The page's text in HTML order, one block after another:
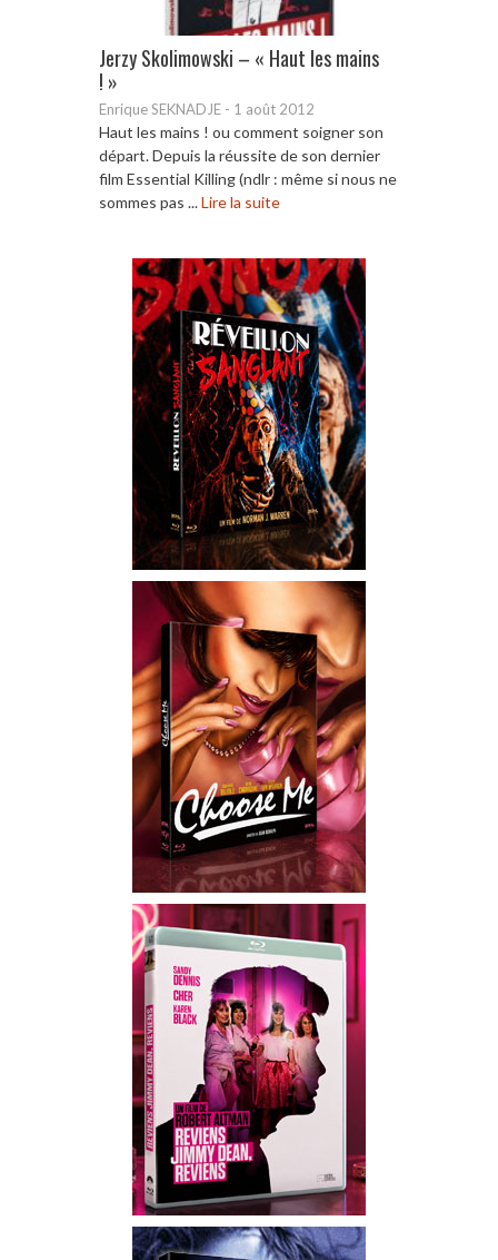
Jerzy Skolimowski – « Haut les mains
! »
Enrique SEKNADJE - 1 août 2012
Haut les mains ! ou comment soigner son
départ. Depuis la réussite de son dernier
film Essential Killing (ndlr : même si nous ne
sommes pas ...Lire la suite